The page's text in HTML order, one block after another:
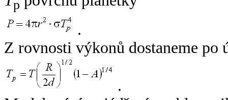
p
.
Z rovnosti výkonů dostaneme po
.